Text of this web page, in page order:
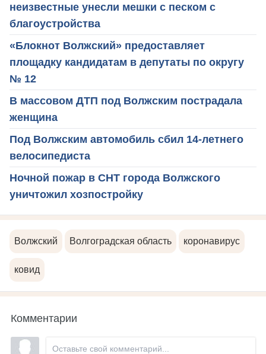
неизвестные унесли мешки с песком с
благоустройства
«Блокнот Волжский» предоставляет
площадку кандидатам в депутаты по округу
№ 12
В массовом ДТП под Волжским пострадала
женщина
Под Волжским автомобиль сбил 14-летнего
велосипедиста
Ночной пожар в СНТ города Волжского
уничтожил хозпостройку
Волжский Волгоградская область коронавирус
ковид
Комментарии